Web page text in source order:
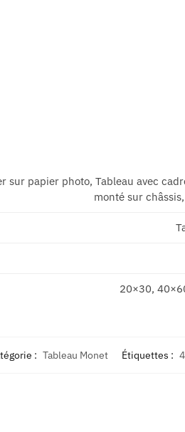
sur papier photo, Tableau avec
monté sur
20×30,
: Tableau Monet Étiquettes :